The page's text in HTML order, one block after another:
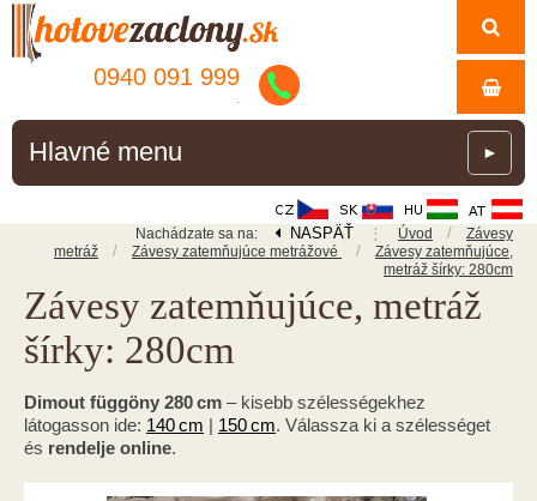
0940 091 999
Hlavné menu ►
Nachádzate sa na: NASPÄŤ ⋮ Úvod /
Závesy
metráž
/ Závesy zatemňujúce metrážové /
Závesy zatemňujúce,
metráž šírky: 280cm
Závesy zatemňujúce, metráž
šírky: 280cm
Dimout függöny 280 cm – kisebb szélességekhez
látogasson ide: 140 cm | 150 cm. Válassza ki a szélességet
és rendelje online.